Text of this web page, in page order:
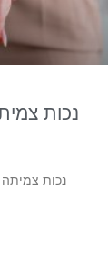
נכות
נכות